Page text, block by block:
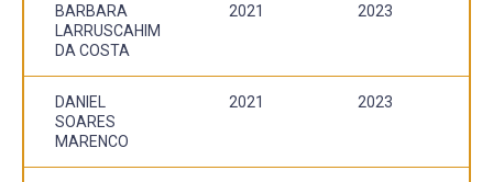
BARBARA
LARRUSCAHIM
DA COSTA
2021 2023
DANIEL
SOARES
MARENCO
2021 2023